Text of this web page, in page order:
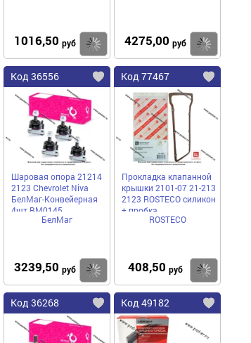
1016,50 руб Купить
4275,00 руб
Код 36556
Шаровая опора 21214
2123 Chevrolet Niva
БелМаг-Конвейерная
4шт BM0145
БелМаг
3239,50 руб Купить
Код 77467
Прокладка клапанной
крышки 2101-07 21-213
2123 ROSTECO силикон
+ пробка
ROSTECO
408,50 руб
Код 36268 Код 49182